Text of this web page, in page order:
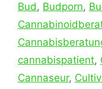
Bud, Budporn,
cannabispatient,
Cannaseur,